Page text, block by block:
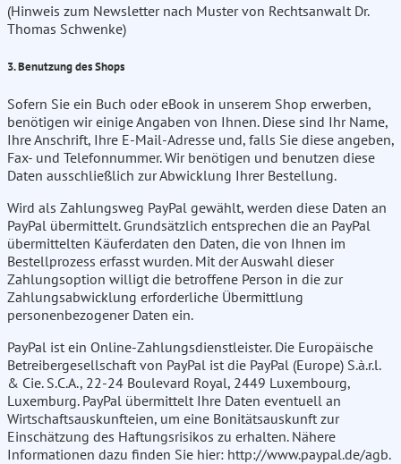
(Hinweis zum Newsletter nach Muster von Rechtsanwalt Dr.
Thomas Schwenke)
3. Benutzung des Shops
Sofern Sie ein Buch oder eBook in unserem Shop erwerben,
benötigen wir einige Angaben von Ihnen. Diese sind Ihr Name,
Ihre Anschrift, Ihre E-Mail-Adresse und, falls Sie diese angeben,
Fax- und Telefonnummer. Wir benötigen und benutzen diese
Daten ausschließlich zur Abwicklung Ihrer Bestellung.
Wird als Zahlungsweg PayPal gewählt, werden diese Daten an
PayPal übermittelt. Grundsätzlich entsprechen die an PayPal
übermittelten Käuferdaten den Daten, die von Ihnen im
Bestellprozess erfasst wurden. Mit der Auswahl dieser
Zahlungsoption willigt die betroffene Person in die zur
Zahlungsabwicklung erforderliche Übermittlung
personenbezogener Daten ein.
PayPal ist ein Online-Zahlungsdienstleister. Die Europäische
Betreibergesellschaft von PayPal ist die PayPal (Europe) S.à.r.l.
& Cie. S.C.A., 22-24 Boulevard Royal, 2449 Luxembourg,
Luxemburg. PayPal übermittelt Ihre Daten eventuell an
Wirtschaftsauskunfteien, um eine Bonitätsauskunft zur
Einschätzung des Haftungsrisikos zu erhalten. Nähere
Informationen dazu finden Sie hier: http://www.paypal.de/agb.